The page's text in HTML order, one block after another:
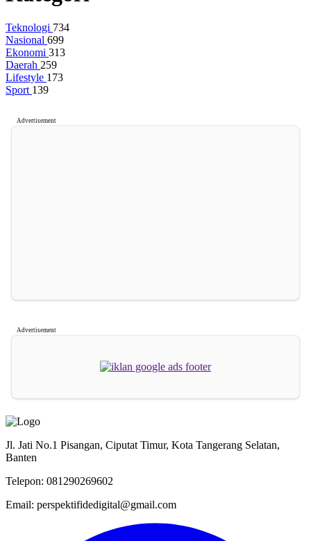
Teknologi 734
Nasional 699
Ekonomi 313
Daerah 259
Lifestyle 173
Sport 139
Advertisement
Advertisement
Jl. Jati No.1 Pisangan, Ciputat Timur, Kota Tangerang Selatan,
Banten
Telepon: 081290269602
Email: perspektifidedigital@gmail.com